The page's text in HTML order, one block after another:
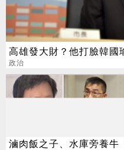
高雄發大財？他打臉韓國
政治
滷肉飯之子、水庫旁養牛